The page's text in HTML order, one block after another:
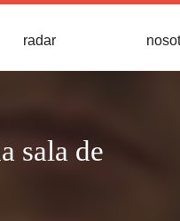
radar
sala de